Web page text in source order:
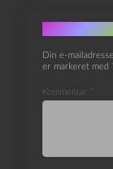
Skriv et
Din e-
er markeret med
Kommentar *